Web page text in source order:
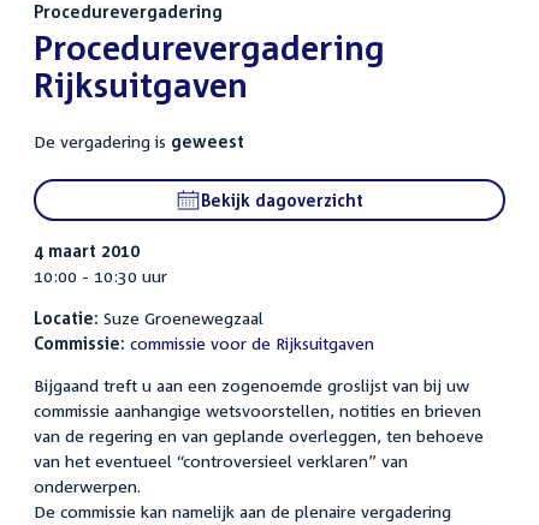
Procedurevergadering
:Procedurevergadering
Rijksuitgaven
De vergadering is geweest
Bekijk dagoverzicht
4 maart 2010
10:00 - 10:30 uur
Locatie: Suze Groenewegzaal
Commissie: commissie voor de Rijksuitgaven
Bijgaand treft u aan een zogenoemde groslijst van bij uw
commissie aanhangige wetsvoorstellen, notities en brieven
van de regering en van geplande overleggen, ten behoeve
van het eventueel “controversieel verklaren” van
onderwerpen.
De commissie kan namelijk aan de plenaire vergadering